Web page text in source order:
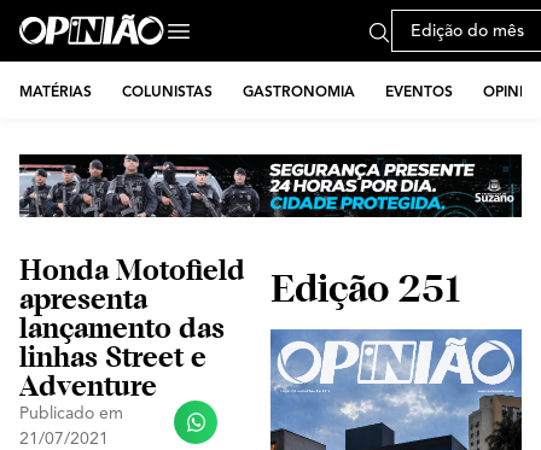
Edição do mês
MATÉRIAS COLUNISTAS GASTRONOMIA EVENTOS
Honda Motofield
apresenta
lançamento das
linhas Street e
Adventure
Publicado em
21/07/2021
Edição 251